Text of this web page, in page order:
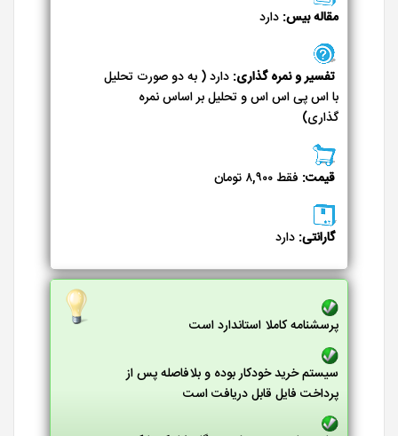
مقاله بیس: دارد
تفسیر و نمره گذاری: دارد ( به دو صورت تحلیل
با اس پی اس اس و تحلیل بر اساس نمره
گذاری)
قیمت: فقط ۸,۹۰۰ تومان
گارانتی: دارد
پرسشنامه کاملا استاندارد است
سیستم خرید خودکار بوده و بلافاصله پس از
پرداخت فایل قابل دریافت است